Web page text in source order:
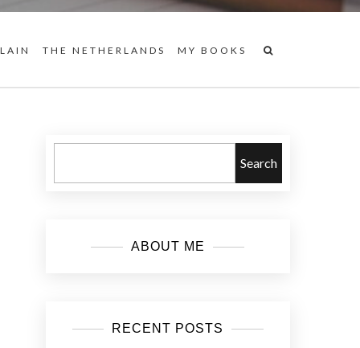
THE NETHERLANDS MY BOOKS
Search
ABOUT ME
RECENT POSTS